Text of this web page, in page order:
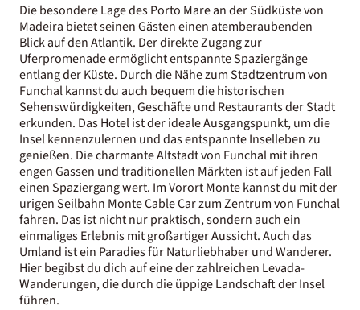
Die besondere Lage des Porto Mare an der Südküste von
Madeira bietet seinen Gästen einen atemberaubenden
Blick auf den Atlantik. Der direkte Zugang zur
Uferpromenade ermöglicht entspannte Spaziergänge
entlang der Küste. Durch die Nähe zum Stadtzentrum von
Funchal kannst du auch bequem die historischen
Sehenswürdigkeiten, Geschäfte und Restaurants der Stadt
erkunden. Das Hotel ist der ideale Ausgangspunkt, um die
Insel kennenzulernen und das entspannte Inselleben zu
genießen. Die charmante Altstadt von Funchal mit ihren
engen Gassen und traditionellen Märkten ist auf jeden Fall
einen Spaziergang wert. Im Vorort Monte kannst du mit der
urigen Seilbahn Monte Cable Car zum Zentrum von Funchal
fahren. Das ist nicht nur praktisch, sondern auch ein
einmaliges Erlebnis mit großartiger Aussicht. Auch das
Umland ist ein Paradies für Naturliebhaber und Wanderer.
Hier begibst du dich auf eine der zahlreichen Levada-
Wanderungen, die durch die üppige Landschaft der Insel
führen.